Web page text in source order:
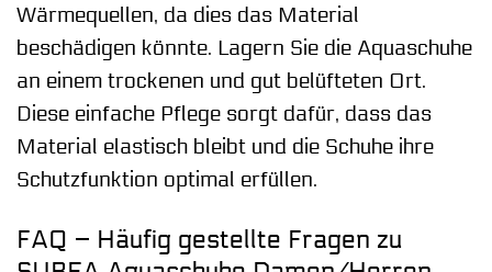
Wärmequellen, da dies das Material
beschädigen könnte. Lagern Sie die Aquaschuhe
an einem trockenen und gut belüfteten Ort.
Diese einfache Pflege sorgt dafür, dass das
Material elastisch bleibt und die Schuhe ihre
Schutzfunktion optimal erfüllen.
FAQ – Häufig gestellte Fragen zu